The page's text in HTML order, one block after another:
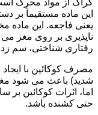
کراک از مواد محرک
این ماده مستقیماً بر
یعنی فاجعه. این ماده
ناپذیری بر روی مغز می
رفتاری شناختی، سم
مصرف کوکائین با
شدید) باعث می شود مغز
اما، اثرات کوکائین
حتی کشنده باشد.